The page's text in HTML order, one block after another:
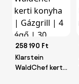
258 190 Ft
Klarstein
WaldChef kerti